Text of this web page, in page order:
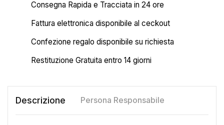
Consegna Rapida e Tracciata in 24 ore
Fattura elettronica disponibile al ceckout
Confezione regalo disponibile su richiesta
Restituzione Gratuita entro 14 giorni
Descrizione Persona Responsabile